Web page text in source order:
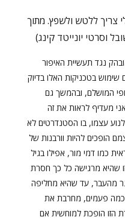
צריך ללטש ולשפץ. מתוך
וסרטי יונייטד קינג)
נגד תעשיית האיפור
שימוש בטכניקות האלו בדיוק
המושלם, ובהמשך גם
מעדיף לראות את זה
עצמו, בו הסטנדרטים לא
הופכים להיות וורבנות של
כמו דמי מור, אפילו בגיל
שהיא מרגישה כל כך חסרת
מהעבר, עד שהיא מחליפה
וכמה פעמים, מחרבת את
הזו הופכת למוחשית אם